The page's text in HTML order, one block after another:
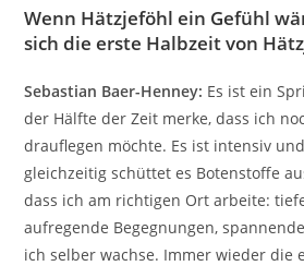
Wenn Hätzjeföhl ein Gefühl
sich die erste Halbzeit von
Sebastian Baer-Henney: Es ist ein
der Hälfte der Zeit merke, dass ich
drauflegen möchte. Es ist intensiv
gleichzeitig schüttet es Botenstoffe
dass ich am richtigen Ort arbeite:
aufregende Begegnungen,
ich selber wachse. Immer wieder die